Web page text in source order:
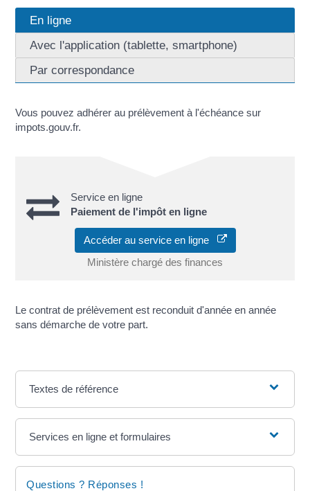
En ligne
Avec l'application (tablette, smartphone)
Par correspondance
Vous pouvez adhérer au prélèvement à l'échéance sur
impots.gouv.fr.
Service en ligne
Paiement de l'impôt en ligne
Accéder au service en ligne
Ministère chargé des finances
Le contrat de prélèvement est reconduit d'année en année
sans démarche de votre part.
Textes de référence
Services en ligne et formulaires
Questions ? Réponses !